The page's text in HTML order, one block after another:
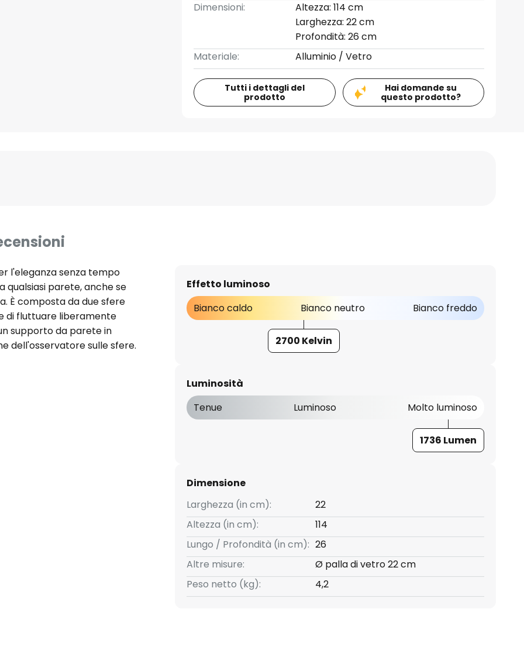
Dimensioni:
Altezza: 114 cm
Larghezza: 22 cm
Profondità: 26 cm
Materiale:
Alluminio / Vetro
Tutti i dettagli del
prodotto
Hai domande su
questo prodotto?
l'eleganza senza tempo
qualsiasi parete, anche se
È composta da due sfere
di fluttuare liberamente
supporto da parete in
dell'osservatore sulle sfere.
e sono illuminate
invitante. Antoni Arola ha
di apparecchi di
per l'eccellente qualità
questa applique è stato
di illuminazione che, con la
linee chiare, si integra con
limiti alla scelta
Effetto luminoso
Bianco caldo
Bianco neutro Bianco freddo
2700 Kelvin
Luminosità
Tenue
Luminoso Molto luminoso
1736 Lumen
Dimensione
Larghezza (in cm):
22
Altezza (in cm):
114
Lungo / Profondità (in cm): 26
Altre misure:
Ø palla di vetro 22 cm
Peso netto (kg):
4,2